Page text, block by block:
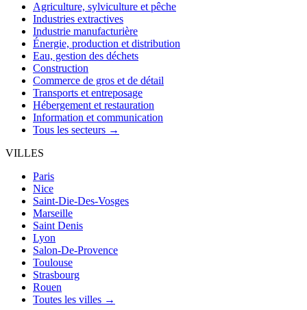
Agriculture, sylviculture et pêche
Industries extractives
Industrie manufacturière
Énergie, production et distribution
Eau, gestion des déchets
Construction
Commerce de gros et de détail
Transports et entreposage
Hébergement et restauration
Information et communication
Tous les secteurs →
VILLES
Paris
Nice
Saint-Die-Des-Vosges
Marseille
Saint Denis
Lyon
Salon-De-Provence
Toulouse
Strasbourg
Rouen
Toutes les villes →